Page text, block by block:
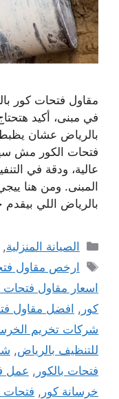
مقاول فتحات كور
في مبنى، أكيد
بالرياض عشان
فتحات الكور مش
عالية، ودقة في
المبنى. ومن هنا
بالرياض اللي
التصنيفات
الصيانة المنزلية
الوسوم
ارخص مقاول
اسعار مقاول فتحات
كور , افضل مقاول
شركات تخريم
للتنظيف بالرياض,
فتحات بالكور , عمل
خرسانة كور , فتحات